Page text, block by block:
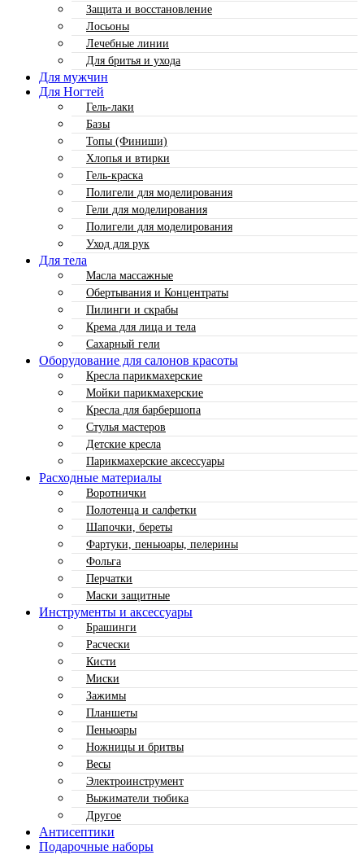
Защита и восстановление
Лосьоны
Лечебные линии
Для бритья и ухода
Для мужчин
Для Ногтей
Гель-лаки
Базы
Топы (Финиши)
Хлопья и втирки
Гель-краска
Полигели для моделирования
Гели для моделирования
Полигели для моделирования
Уход для рук
Для тела
Масла массажные
Обертывания и Концентраты
Пилинги и скрабы
Крема для лица и тела
Сахарный гели
Оборудование для салонов красоты
Кресла парикмахерские
Мойки парикмахерские
Кресла для барбершопа
Стулья мастеров
Детские кресла
Парикмахерские аксессуары
Расходные материалы
Воротнички
Полотенца и салфетки
Шапочки, береты
Фартуки, пеньюары, пелерины
Фольга
Перчатки
Маски защитные
Инструменты и аксессуары
Брашинги
Расчески
Кисти
Миски
Зажимы
Планшеты
Пеньюары
Ножницы и бритвы
Весы
Электроинструмент
Выжиматели тюбика
Другое
Антисептики
Подарочные наборы